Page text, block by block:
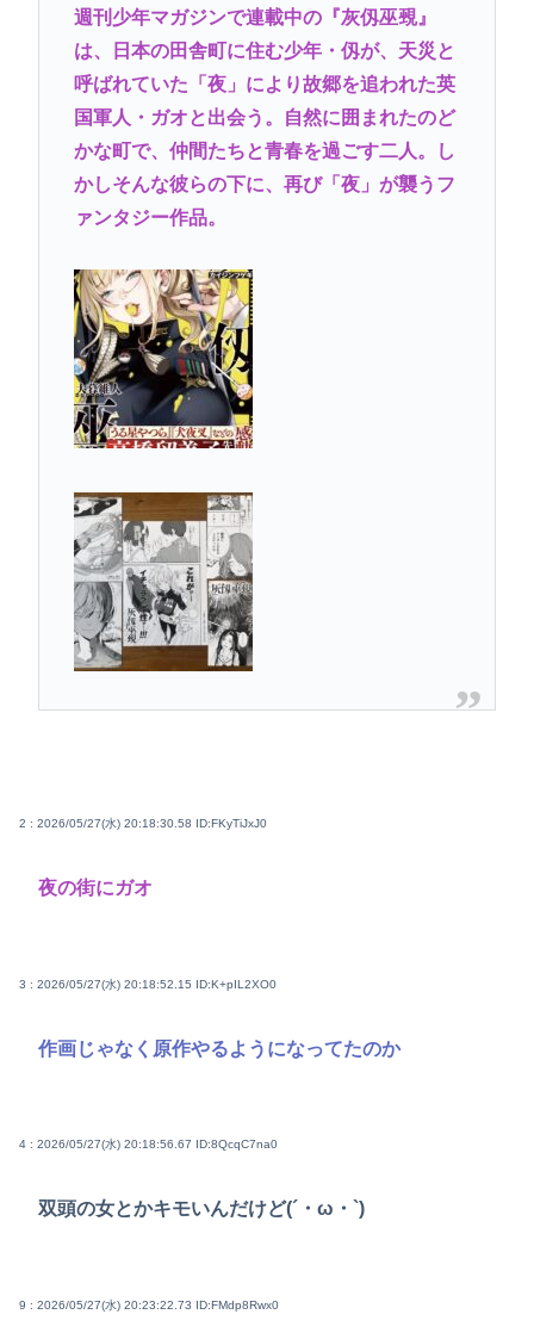
週刊少年マガジンで連載中の『灰仭巫覡』
は、日本の田舎町に住む少年・仭が、天災と
呼ばれていた「夜」により故郷を追われた英
国軍人・ガオと出会う。自然に囲まれたのど
かな町で、仲間たちと青春を過ごす二人。し
かしそんな彼らの下に、再び「夜」が襲うフ
ァンタジー作品。
2 : 2026/05/27(水) 20:18:30.58 ID:FKyTiJxJ0
夜の街にガオ
3 : 2026/05/27(水) 20:18:52.15 ID:K+pIL2XO0
作画じゃなく原作やるようになってたのか
4 : 2026/05/27(水) 20:18:56.67 ID:8QcqC7na0
双頭の女とかキモいんだけど(´・ω・`)
9 : 2026/05/27(水) 20:23:22.73 ID:FMdp8Rwx0